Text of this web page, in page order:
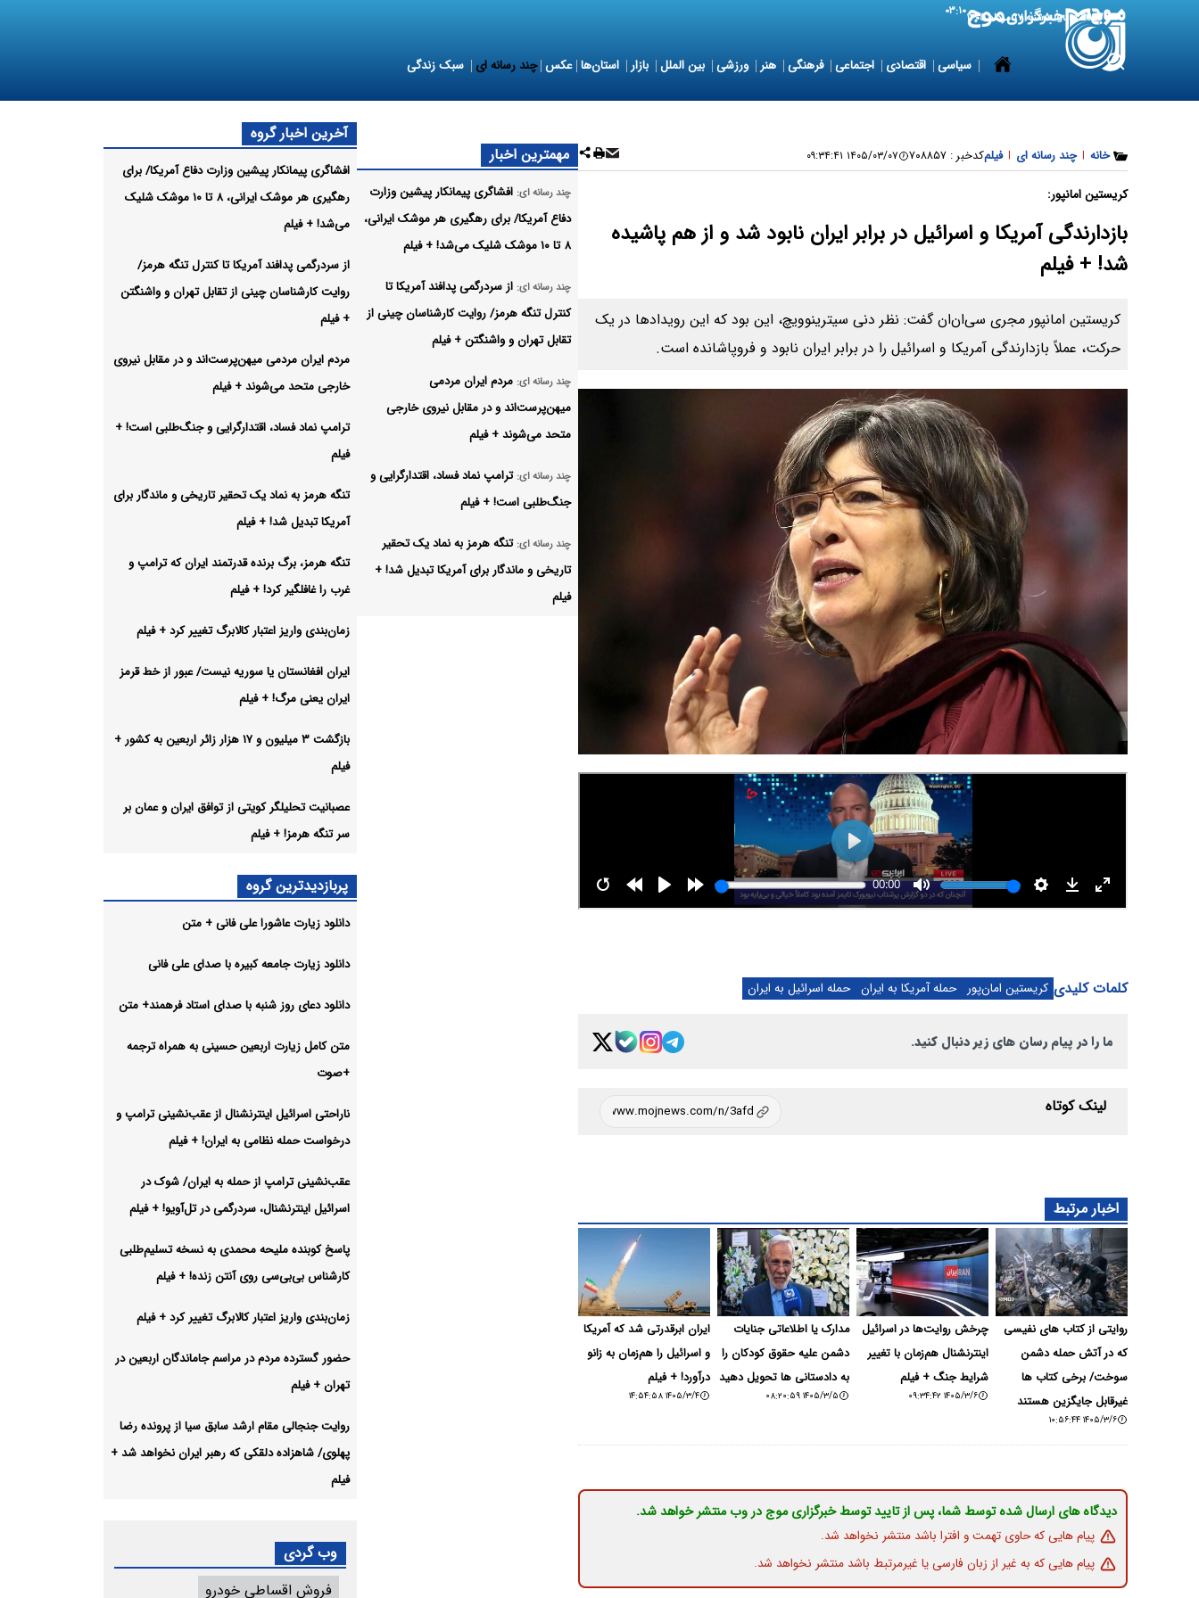
8 August 2026 شنبه ۱۷ مرداد ۱۴۰۵ ۰۳:۱۰
سیاسی اقتصادی اجتماعی فرهنگی هنر ورزشی بین الملل بازار استان‌ها عکس چند رسانه ای سبک زندگی
خانه | چند رسانه ای | فیلمکدخبر : ۷۰۸۸۵۷ ۱۴۰۵/۰۳/۰۷ ۰۹:۳۴:۴۱
کریستین امانپور:
بازدارندگی آمریکا و اسرائیل در برابر ایران نابود شد و از هم پاشیده
شد! + فیلم
کریستین امانپور مجری سی‌ان‌ان گفت: نظر دنی سیترینوویچ، این بود که این رویدادها در یک
حرکت، عملاً بازدارندگی آمریکا و اسرائیل را در برابر ایران نابود و فروپاشانده است.
کلمات کلیدی کریستین امان‌پور حمله آمریکا به ایران حمله اسرائیل به ایران
ما را در پیام رسان های زیر دنبال کنید.
لینک کوتاه
اخبار مرتبط
روایتی از کتاب های نفیسی
که در آتش حمله دشمن
سوخت/ برخی کتاب ها
غیرقابل جایگزین هستند
۱۴۰۵/۳/۶ ۱۰:۵۶:۴۴
چرخش روایت‌ها در اسرائیل
اینترنشنال هم‌زمان با تغییر
شرایط جنگ + فیلم
۱۴۰۵/۳/۶ ۰۹:۳۴:۴۲
مدارک یا اطلاعاتی جنایات
دشمن علیه حقوق کودکان را
به دادستانی ها تحویل دهید
۱۴۰۵/۳/۵ ۰۸:۲۰:۵۹
ایران ابرقدرتی شد که آمریکا
و اسرائیل را هم‌زمان به زانو
درآورد! + فیلم
۱۴۰۵/۳/۴ ۱۴:۵۴:۵۸
دیدگاه های ارسال شده توسط شما، پس از تایید توسط خبرگزاری موج در وب منتشر خواهد شد.
پیام هایی که حاوی تهمت و افترا باشد منتشر نخواهد شد.
پیام هایی که به غیر از زبان فارسی یا غیرمرتبط باشد منتشر نخواهد شد.
مهمترین اخبار
چند رسانه ای: افشاگری پیمانکار پیشین وزارت
دفاع آمریکا/ برای رهگیری هر موشک ایرانی،
۸ تا ۱۰ موشک شلیک می‌شد! + فیلم
چند رسانه ای: از سردرگمی پدافند آمریکا تا
کنترل تنگه هرمز/ روایت کارشناسان چینی از
تقابل تهران و واشنگتن + فیلم
چند رسانه ای: مردم ایران مردمی
میهن‌پرست‌اند و در مقابل نیروی خارجی
متحد می‌شوند + فیلم
چند رسانه ای: ترامپ نماد فساد، اقتدارگرایی و
جنگ‌طلبی است! + فیلم
چند رسانه ای: تنگه هرمز به نماد یک تحقیر
تاریخی و ماندگار برای آمریکا تبدیل شد! +
فیلم
آخرین اخبار گروه
افشاگری پیمانکار پیشین وزارت دفاع آمریکا/ برای
رهگیری هر موشک ایرانی، ۸ تا ۱۰ موشک شلیک
می‌شد! + فیلم
از سردرگمی پدافند آمریکا تا کنترل تنگه هرمز/
روایت کارشناسان چینی از تقابل تهران و واشنگتن
+ فیلم
مردم ایران مردمی میهن‌پرست‌اند و در مقابل نیروی
خارجی متحد می‌شوند + فیلم
ترامپ نماد فساد، اقتدارگرایی و جنگ‌طلبی است! +
فیلم
تنگه هرمز به نماد یک تحقیر تاریخی و ماندگار برای
آمریکا تبدیل شد! + فیلم
تنگه هرمز، برگ برنده قدرتمند ایران که ترامپ و
غرب را غافلگیر کرد! + فیلم
زمان‌بندی واریز اعتبار کالابرگ تغییر کرد + فیلم
ایران افغانستان یا سوریه نیست/ عبور از خط قرمز
ایران یعنی مرگ! + فیلم
بازگشت ۳ میلیون و ۱۷ هزار زائر اربعین به کشور +
فیلم
عصبانیت تحلیلگر کویتی از توافق ایران و عمان بر
سر تنگه هرمز! + فیلم
پربازدیدترین گروه
دانلود زیارت عاشورا علی فانی + متن
دانلود زیارت جامعه کبیره با صدای علی فانی
دانلود دعای روز شنبه با صدای استاد فرهمند+ متن
متن کامل زیارت اربعین حسینی به همراه ترجمه
+صوت
ناراحتی اسرائیل اینترنشنال از عقب‌نشینی ترامپ و
درخواست حمله نظامی به ایران! + فیلم
عقب‌نشینی ترامپ از حمله به ایران/ شوک در
اسرائیل اینترنشنال، سردرگمی در تل‌آویو! + فیلم
پاسخ کوبنده ملیحه محمدی به نسخه تسلیم‌طلبی
کارشناس بی‌بی‌سی روی آنتن زنده! + فیلم
زمان‌بندی واریز اعتبار کالابرگ تغییر کرد + فیلم
حضور گسترده مردم در مراسم جاماندگان اربعین در
تهران + فیلم
روایت جنجالی مقام ارشد سابق سیا از پرونده رضا
پهلوی/ شاهزاده دلقکی که رهبر ایران نخواهد شد +
فیلم
وب گردی
فروش اقساطی خودرو